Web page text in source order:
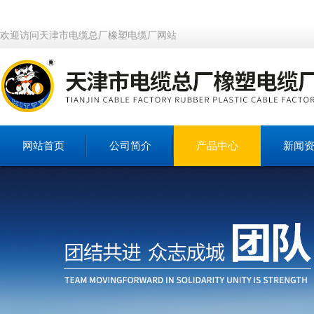
欢迎访问天津市电缆总厂橡塑电缆厂网站
网站首页 公司简介 产品中心 新闻